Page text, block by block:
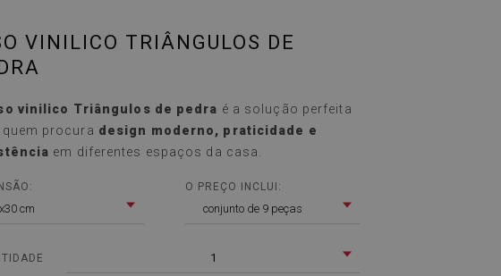
VINILICO TRIÂNGULOS DE
vinilico Triângulos de pedra é a solução perfeita
quem procura design moderno, praticidade e
em diferentes espaços da casa.
cm
O PREÇO INCLUI:
conjunto de 9 peças
1